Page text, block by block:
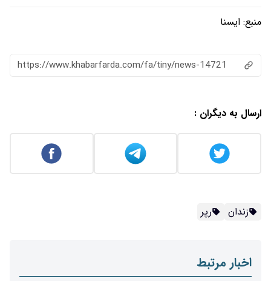
منبع: ایسنا
https://www.khabarfarda.com/fa/tiny/news-14721
ارسال به دیگران :
زندان رپر
اخبار مرتبط